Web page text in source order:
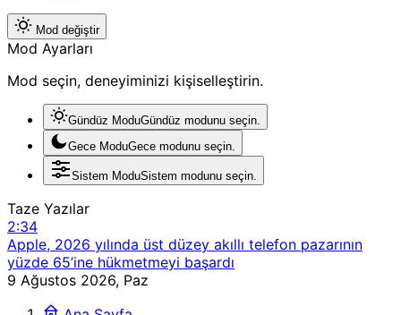
Mod değiştir
Mod Ayarları
Mod seçin, deneyiminizi kişiselleştirin.
Gündüz ModuGündüz modunu seçin.
Gece ModuGece modunu seçin.
Sistem ModuSistem modunu seçin.
Taze Yazılar
2:34
Apple, 2026 yılında üst düzey akıllı telefon pazarının
yüzde 65’ine hükmetmeyi başardı
2:15
9 Ağustos 2026, Paz